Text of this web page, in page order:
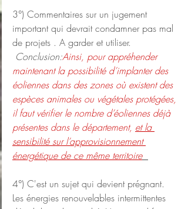
3°) Commentaires sur un jugement
important qui devrait condamner pas mal
de projets . A garder et utiliser.
Conclusion:Ainsi, pour appréhender
maintenant la possibilité d’implanter des
éoliennes dans des zones où existent des
espèces animales ou végétales protégées,
il faut vérifier le nombre d’éoliennes déjà
présentes dans le département, et la
sensibilité sur l’approvisionnement
énergétique de ce même territoire
4°) C'est un sujet qui devient prégnant.
Les énergies renouvelables intermittentes